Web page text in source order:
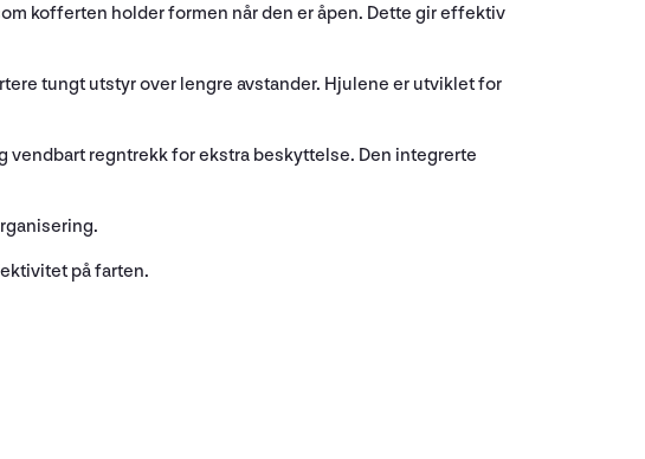
kofferten holder formen når den er åpen. Dette gir effektiv
tungt utstyr over lengre avstander. Hjulene er utviklet for
vendbart regntrekk for ekstra beskyttelse. Den integrerte
på farten.